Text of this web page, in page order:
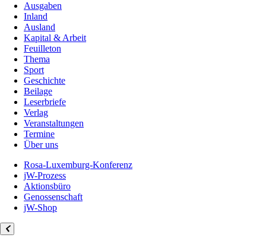
Ausgaben
Inland
Ausland
Kapital & Arbeit
Feuilleton
Thema
Sport
Geschichte
Beilage
Leserbriefe
Verlag
Veranstaltungen
Termine
Über uns
Rosa-Luxemburg-Konferenz
jW-Prozess
Aktionsbüro
Genossenschaft
jW-Shop